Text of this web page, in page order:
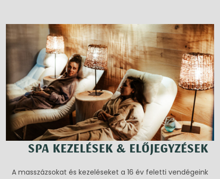
SPA KEZELÉSEK & ELŐJEGYZÉSEK
A masszázsokat és kezeléseket a 16 év feletti vendégeink